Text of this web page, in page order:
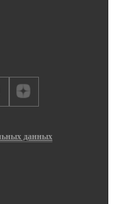
данных